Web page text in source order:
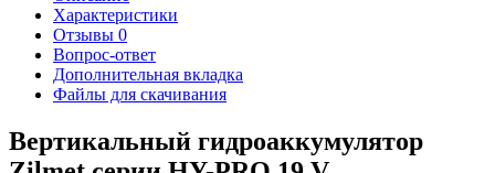
Характеристики
Отзывы 0
Вопрос-ответ
Дополнительная вкладка
Файлы для скачивания
Вертикальный гидроаккумулятор